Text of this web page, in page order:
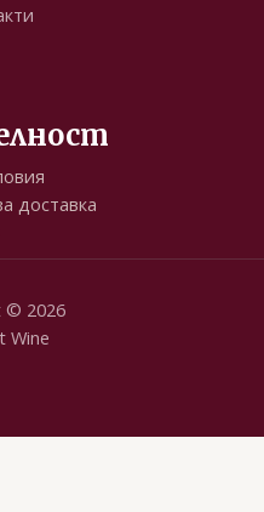
доставка
© 2026
Wine